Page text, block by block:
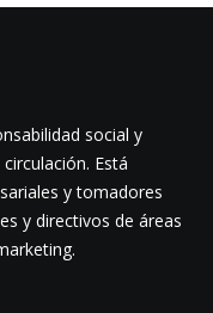
social y
Está
y tomadores
y directivos de áreas